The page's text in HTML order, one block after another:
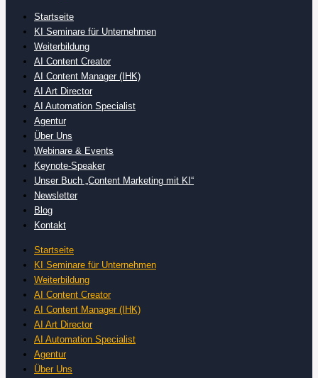
Startseite
KI Seminare für Unternehmen
Weiterbildung
AI Content Creator
AI Content Manager (IHK)
AI Art Director
AI Automation Specialist
Agentur
Über Uns
Webinare & Events
Keynote-Speaker
Unser Buch „Content Marketing mit KI“
Newsletter
Blog
Kontakt
Startseite
KI Seminare für Unternehmen
Weiterbildung
AI Content Creator
AI Content Manager (IHK)
AI Art Director
AI Automation Specialist
Agentur
Über Uns